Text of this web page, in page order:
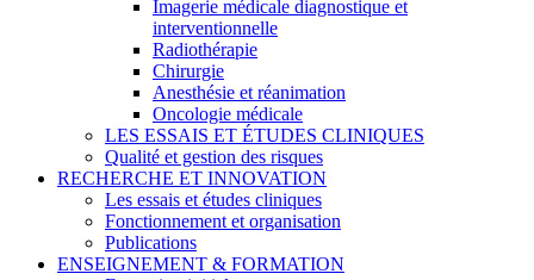
Imagerie médicale diagnostique et
interventionnelle
Radiothérapie
Chirurgie
Anesthésie et réanimation
Oncologie médicale
LES ESSAIS ET ÉTUDES CLINIQUES
Qualité et gestion des risques
RECHERCHE ET INNOVATION
Les essais et études cliniques
Fonctionnement et organisation
Publications
ENSEIGNEMENT & FORMATION